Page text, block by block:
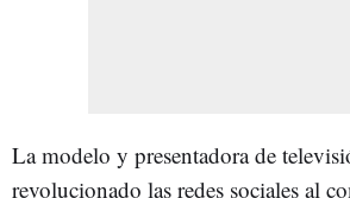
La modelo y presentadora de
revolucionado las redes sociales al